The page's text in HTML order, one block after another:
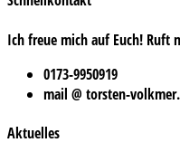
Ich freue mich auf Euch! Ruft
0173-9950919
mail @ torsten-
Aktuelles